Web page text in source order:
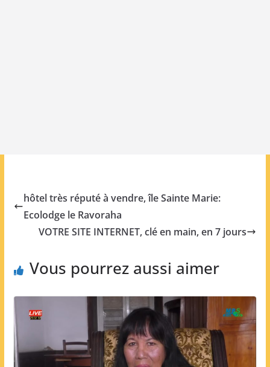
hôtel très réputé à vendre, île Sainte Marie:
Ecolodge le Ravoraha
VOTRE SITE INTERNET, clé en main, en 7 jours
Vous pourrez aussi aimer